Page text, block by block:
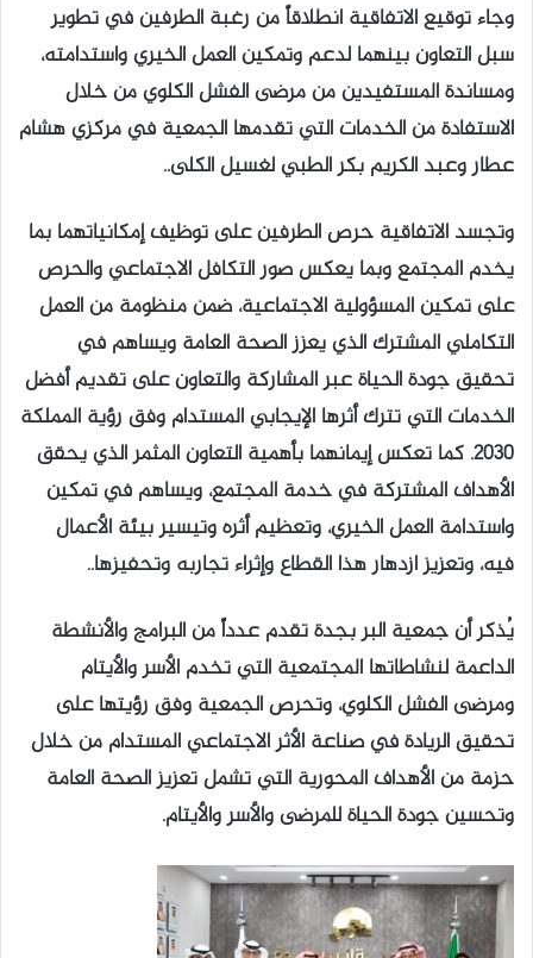
وجاء توقيع الاتفاقية انطلاقاً من رغبة الطرفين في تطوير
سبل التعاون بينهما لدعم وتمكين العمل الخيري واستدامته،
ومساندة المستفيدين من مرضى الفشل الكلوي من خلال
الاستفادة من الخدمات التي تقدمها الجمعية في مركزي هشام
عطار وعبد الكريم بكر الطبي لغسيل الكلى..
وتجسد الاتفاقية حرص الطرفين على توظيف إمكانياتهما بما
يخدم المجتمع وبما يعكس صور التكافل الاجتماعي والحرص
على تمكين المسؤولية الاجتماعية، ضمن منظومة من العمل
التكاملي المشترك الذي يعزز الصحة العامة ويساهم في
تحقيق جودة الحياة عبر المشاركة والتعاون على تقديم أفضل
الخدمات التي تترك أثرها الإيجابي المستدام وفق رؤية المملكة
2030. كما تعكس إيمانهما بأهمية التعاون المثمر الذي يحقق
الأهداف المشتركة في خدمة المجتمع، ويساهم في تمكين
واستدامة العمل الخيري، وتعظيم أثره وتيسير بيئة الأعمال
فيه، وتعزيز ازدهار هذا القطاع وإثراء تجاربه وتحفيزها..
يُذكر أن جمعية البر بجدة تقدم عدداً من البرامج والأنشطة
الداعمة لنشاطاتها المجتمعية التي تخدم الأسر والأيتام
ومرضى الفشل الكلوي، وتحرص الجمعية وفق رؤيتها على
تحقيق الريادة في صناعة الأثر الاجتماعي المستدام من خلال
حزمة من الأهداف المحورية التي تشمل تعزيز الصحة العامة
وتحسين جودة الحياة للمرضى والأسر والأيتام.